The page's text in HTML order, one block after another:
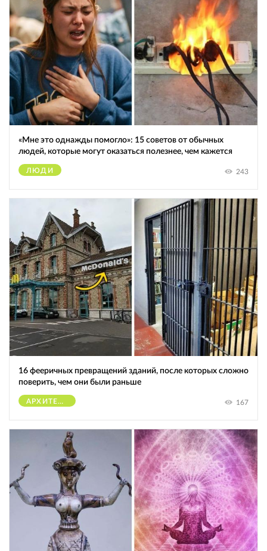
«Мне это однажды помогло»: 15 советов от обычных
людей, которые могут оказаться полезнее, чем кажется
ЛЮДИ 243
16 фееричных превращений зданий, после которых сложно
поверить, чем они были раньше
АРХИТЕКТУРА 167